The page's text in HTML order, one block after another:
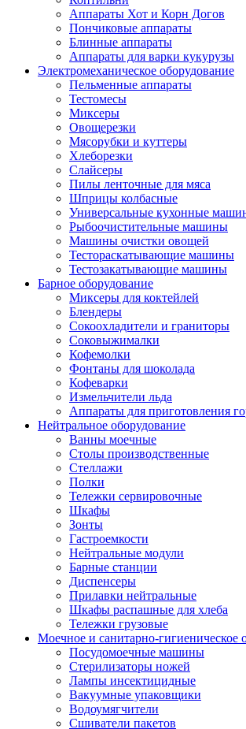
Аппараты Хот и Корн Догов
Пончиковые аппараты
Блинные аппараты
Аппараты для варки кукурузы
Электромеханическое оборудование
Пельменные аппараты
Тестомесы
Миксеры
Овощерезки
Мясорубки и куттеры
Хлеборезки
Слайсеры
Пилы ленточные для мяса
Шприцы колбасные
Универсальные кухонные
Рыбоочистительные машины
Машины очистки овощей
Тестораскатывающие машины
Тестозакатывающие машины
Барное оборудование
Миксеры для коктейлей
Блендеры
Сокоохладители и граниторы
Соковыжималки
Кофемолки
Фонтаны для шоколада
Кофеварки
Измельчители льда
Аппараты для приготовления
Нейтральное оборудование
Ванны моечные
Столы производственные
Стеллажи
Полки
Тележки сервировочные
Шкафы
Зонты
Гастроемкости
Нейтральные модули
Барные станции
Диспенсеры
Прилавки нейтральные
Шкафы распашные для хлеба
Тележки грузовые
Моечное и санитарно-гигиеническое
Посудомоечные машины
Стерилизаторы ножей
Лампы инсектицидные
Вакуумные упаковщики
Водоумягчители
Сшиватели пакетов